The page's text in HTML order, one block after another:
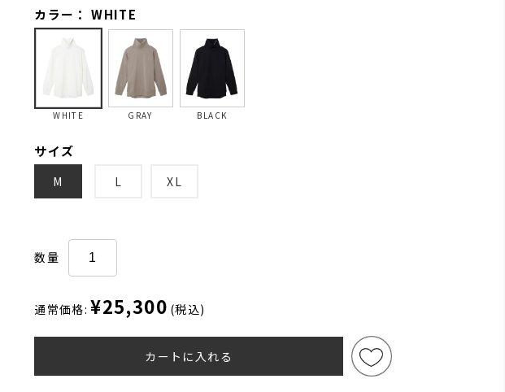
カラー： WHITE
WHITE GRAY BLACK
サイズ
M L XL
数量
通常価格: ¥25,300 (税込)
カートに入れる